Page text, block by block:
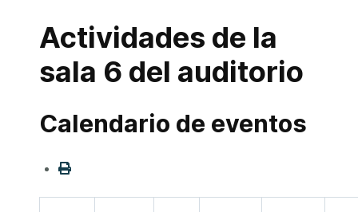
Actividades de la
sala 6 del auditorio
Calendario de eventos